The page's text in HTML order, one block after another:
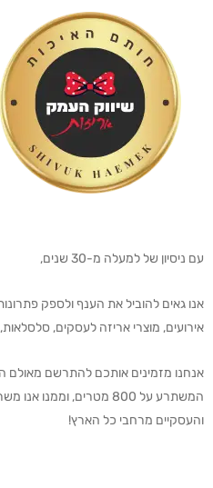
עם ניסיון של למעלה מ-30 שנים,
אנו גאים להוביל את הענף ולספק
אירועים, מוצרי אריזה לעסקים, סלסלאות,
אנחנו מזמינים אותכם להתרשם מאולם
המשתרע על 800 מטרים,
והעסקיים מרחבי כל הארץ!